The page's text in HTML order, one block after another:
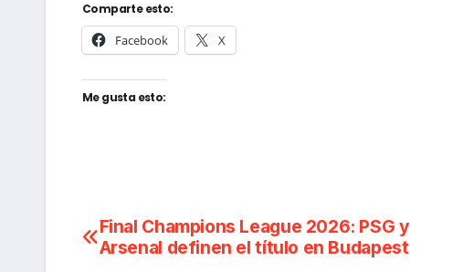
Comparte esto:
Facebook X
Me gusta esto:
Navegación
Final Champions League 2026: PSG y
Arsenal definen el título en Budapest